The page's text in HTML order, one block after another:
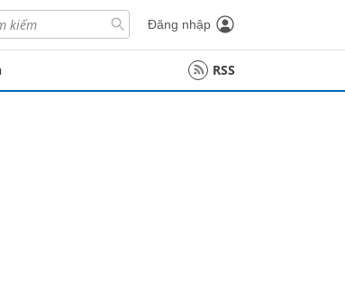
Đăng nhập
RSS